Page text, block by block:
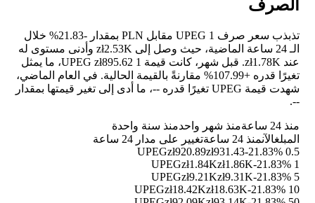
الصرف
تذبذب سعر صرف 1 UPEG مقابل PLN بمقدار -21.83%
خلال
الـ 24 ساعة الماضية، حيث وصل إلى zł2.53K وأدنى مستوى له
عند zł1.78K. قبل شهر، كانت قيمة 1 UPEG zł895.62، ما يمثل
تغيرًا قدره +107.99%
مقارنةً بالقيمة الحالية. في العام الماضي،
شهدت قيمة UPEG تغيرًا قدره
--، ما أدى إلى تغير قيمتها بمقدار
--
.
منذ 24 ساعة منذ شهر واحدمنذ سنة واحدة
المبلغالآنمنذ 24 ساعة
تغيير على مدار 24 ساعة
0.5 UPEG
zł920.89zł931.43-21.83%
1 UPEG
zł1.84Kzł1.86K-21.83%
5 UPEG
zł9.21Kzł9.31K-21.83%
10 UPEG
zł18.42Kzł18.63K-21.83%